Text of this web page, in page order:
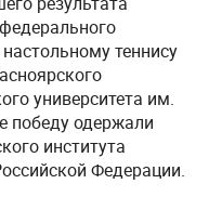
теннису
университета им.
победу одержали
института
Федерации.